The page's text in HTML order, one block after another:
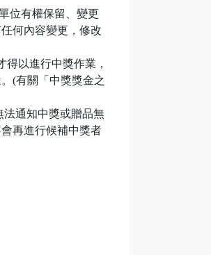
位有權保留、變更
何內容變更，修改
以進行中獎作業，
(有關「中獎獎金之
通知中獎或贈品無
再進行候補中獎者